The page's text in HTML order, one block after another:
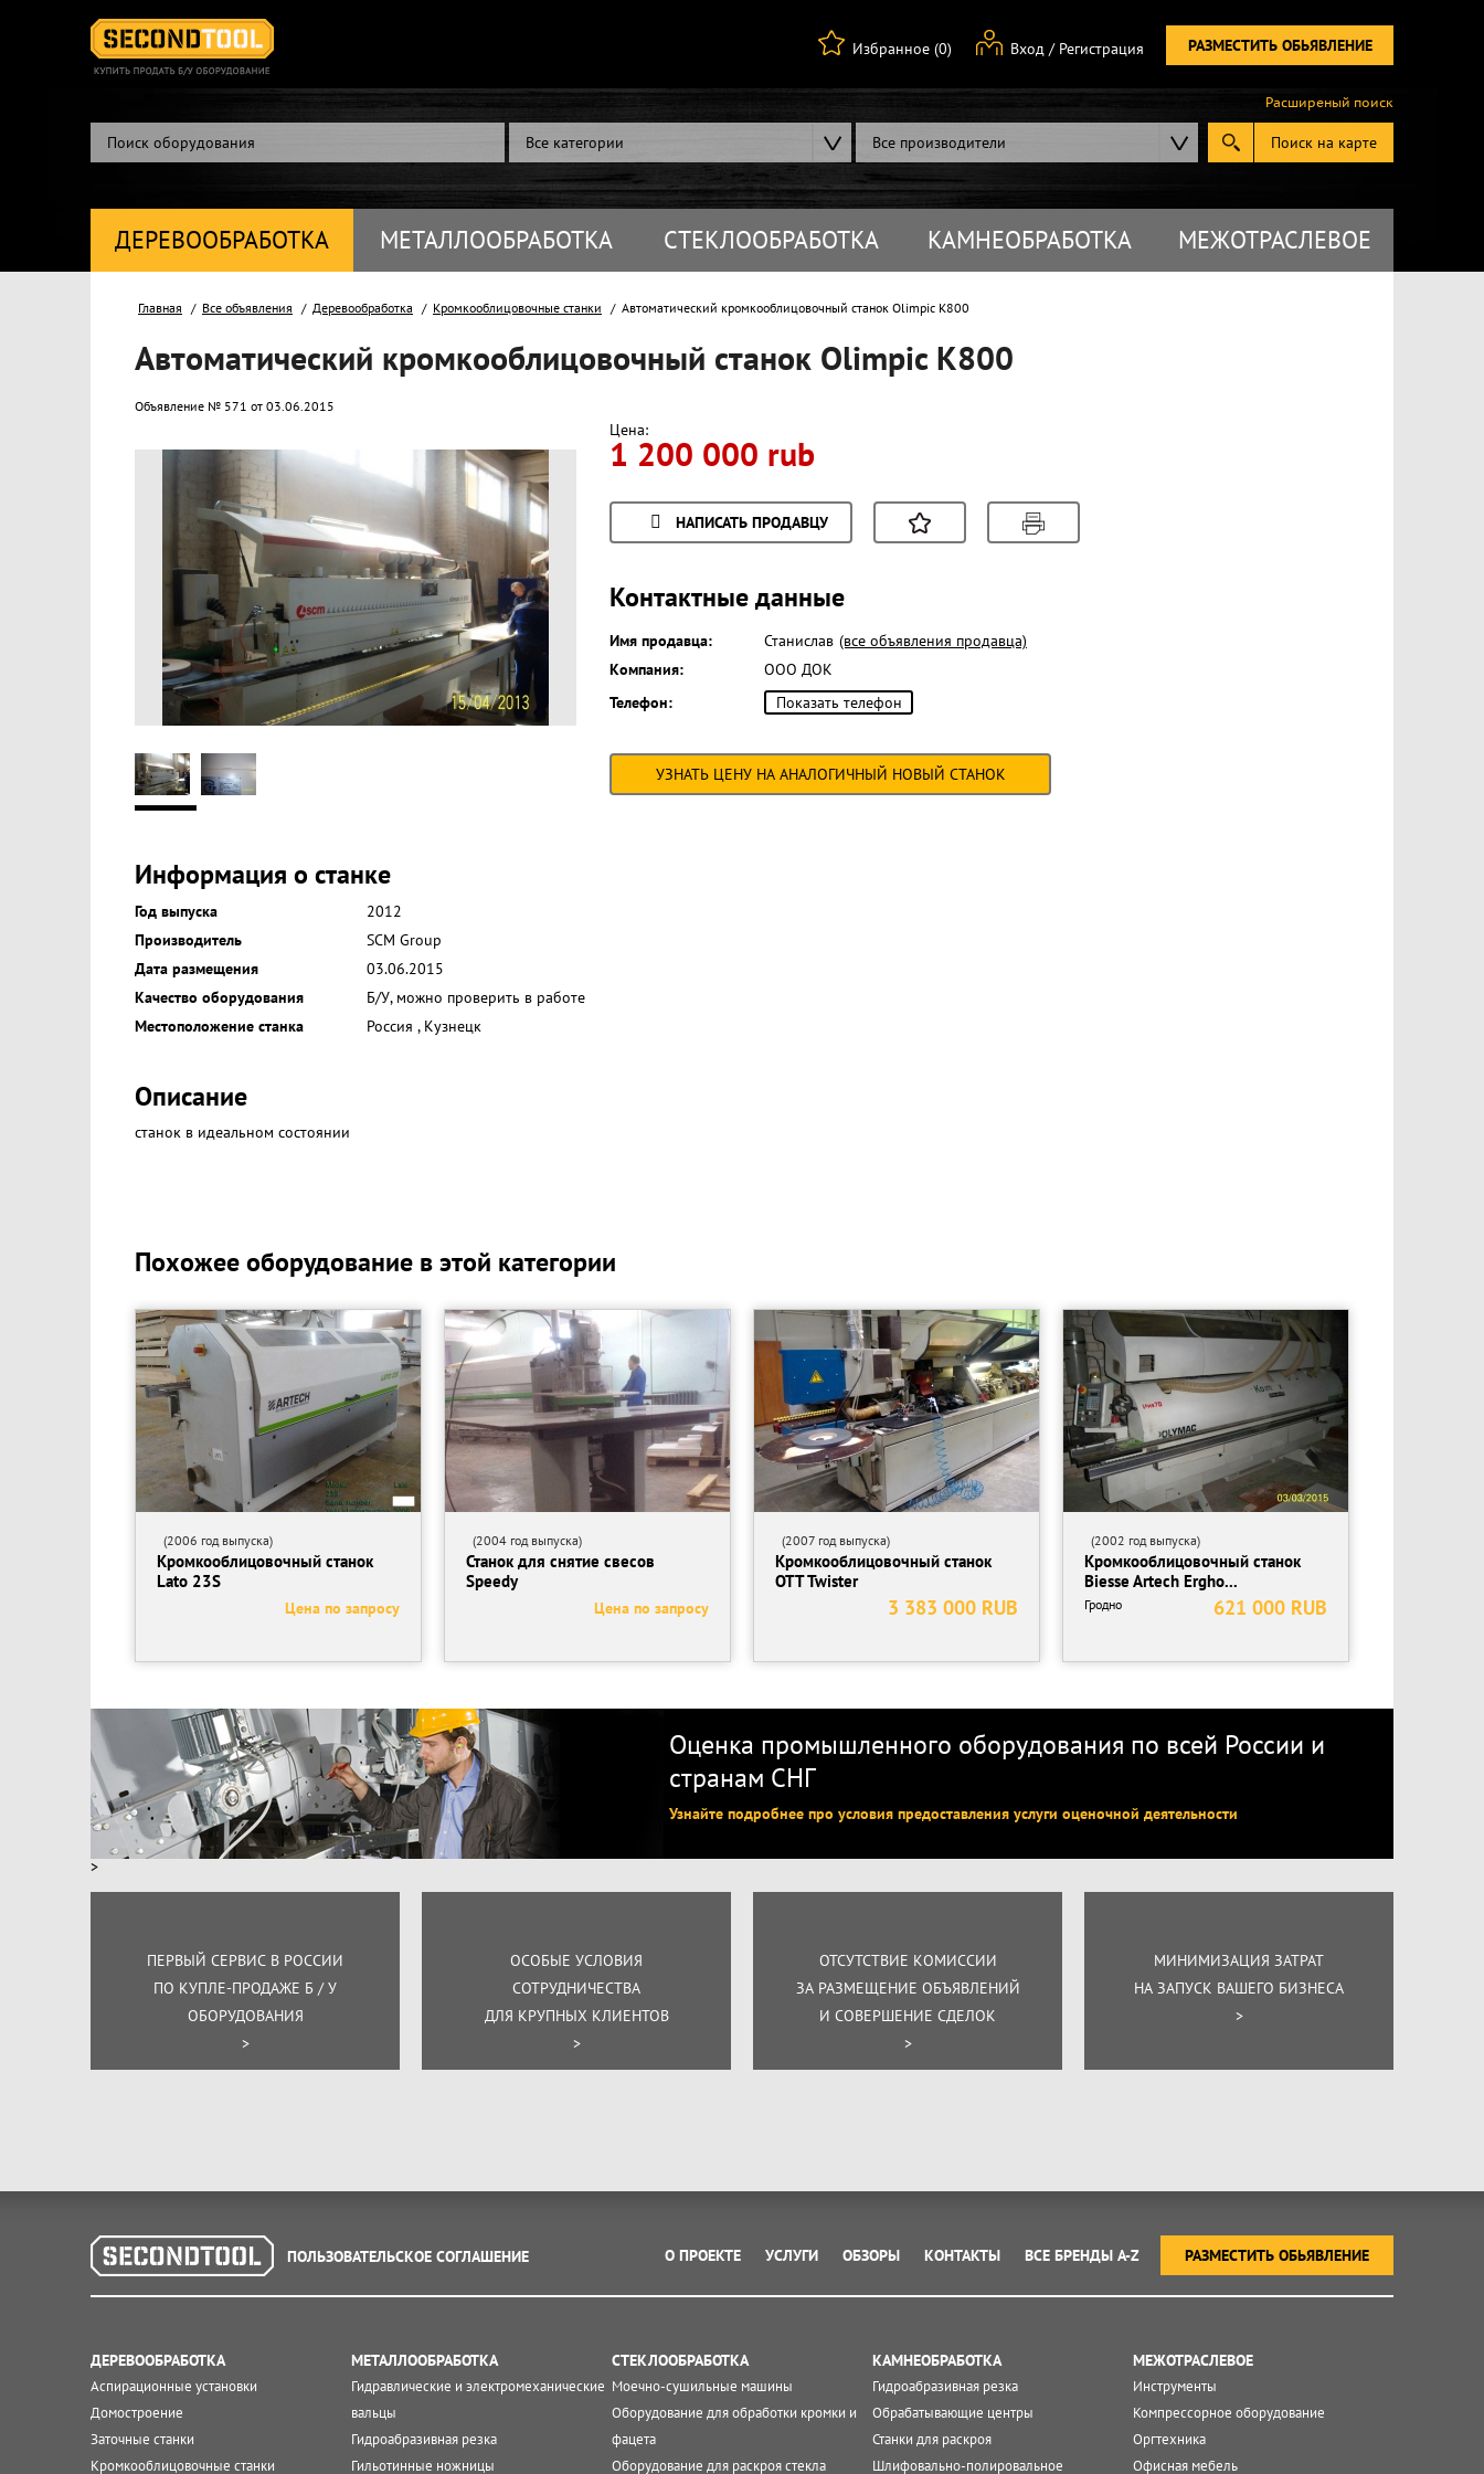
РАЗМЕСТИТЬ ОБЬЯВЛЕНИЕ
Вход / Регистрация
Избранное (0)
Все категории Все производители Поиск на карте
Расширеный поиск
ДЕРЕВООБРАБОТКА МЕТАЛЛООБРАБОТКА СТЕКЛООБРАБОТКА КАМНЕОБРАБОТКА МЕЖОТРАСЛЕВОЕ
Главная Все объявления Деревообработка Кромкооблицовочные станки Автоматический кромкооблицовочный станок Olimpic K800
Автоматический кромкооблицовочный станок Olimpic K800
Объявление № 571 от 03.06.2015
Цена:
1 200 000 rub
НАПИСАТЬ ПРОДАВЦУ
Контактные данные
Имя продавца: Станислав (все объявления продавца)
Компания:
ООО ДОК
Телефон:
Показать телефон
УЗНАТЬ ЦЕНУ НА АНАЛОГИЧНЫЙ НОВЫЙ СТАНОК
Информация о станке
Год выпуска
2012
Производитель
SCM Group
Дата размещения
03.06.2015
Качество оборудования
Б/У, можно проверить в работе
Местоположение станка
Россия , Кузнецк
Описание
станок в идеальном состоянии
Похожее оборудование в этой категории
(2006 год выпуска)
Кромкооблицовочный станок
Lato 23S
Цена по запросу
(2004 год выпуска)
Станок для снятие свесов
Speedy
Цена по запросу
(2007 год выпуска)
Кромкооблицовочный станок
OTT Twister
3 383 000 RUB
(2002 год выпуска)
Кромкооблицовочный станок
Biesse Artech Ergho...
621 000 RUB
Гродно
Оценка промышленного оборудования по всей России и
странам СНГ
Узнайте подробнее про условия предоставления услуги оценочной деятельности
>
ПЕРВЫЙ СЕРВИС В РОССИИ
ПО КУПЛЕ-ПРОДАЖЕ Б / У
ОБОРУДОВАНИЯ
>
ОСОБЫЕ УСЛОВИЯ
СОТРУДНИЧЕСТВА
ДЛЯ КРУПНЫХ КЛИЕНТОВ
>
ОТСУТСТВИЕ КОМИССИИ
ЗА РАЗМЕЩЕНИЕ ОБЪЯВЛЕНИЙ
И СОВЕРШЕНИЕ СДЕЛОК
>
МИНИМИЗАЦИЯ ЗАТРАТ
НА ЗАПУСК ВАШЕГО БИЗНЕСА
>
ПОЛЬЗОВАТЕЛЬСКОЕ СОГЛАШЕНИЕ РАЗМЕСТИТЬ ОБЬЯВЛЕНИЕ
О ПРОЕКТЕ УСЛУГИ ОБЗОРЫ КОНТАКТЫ ВСЕ БРЕНДЫ A-Z
ДЕРЕВООБРАБОТКА
Аспирационные установки
Домостроение
Заточные станки
Кромкооблицовочные станки
МЕТАЛЛООБРАБОТКА
Гидравлические и электромеханические
вальцы
Гидроабразивная резка
Гильотинные ножницы
СТЕКЛООБРАБОТКА
Моечно-сушильные машины
Оборудование для обработки кромки и
фацета
Оборудование для раскроя стекла
КАМНЕОБРАБОТКА
Гидроабразивная резка
Обрабатывающие центры
Станки для раскроя
Шлифовально-полировальное
МЕЖОТРАСЛЕВОЕ
Инструменты
Компрессорное оборудование
Оргтехника
Офисная мебель